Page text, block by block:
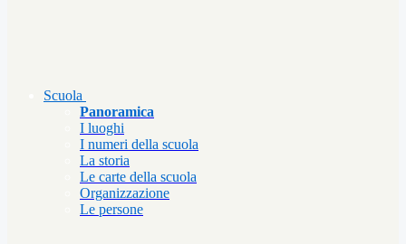
Scuola
Panoramica
I luoghi
I numeri della scuola
La storia
Le carte della scuola
Organizzazione
Le persone